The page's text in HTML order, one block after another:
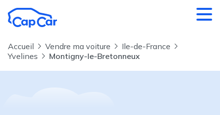
Accueil Vendre ma voiture
Ile-de-France
Yvelines
Montigny-le-Bretonneux